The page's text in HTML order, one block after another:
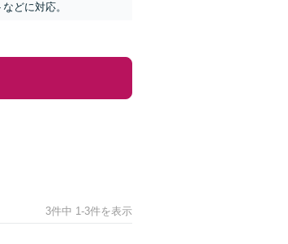
どに対応。
3件中 1-3件を表示